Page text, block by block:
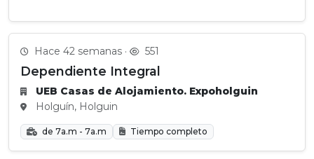
Hace 42 semanas · 551
Dependiente Integral
UEB Casas de Alojamiento. Expoholguin
Holguín, Holguin
de 7a.m - 7a.m Tiempo completo